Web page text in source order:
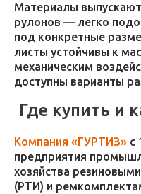
Материалы
рулонов — легко
под конкретные
листы устойчивы к
механическим
доступны варианты
Где купить и
Компания «ГУРТИЗ» с
предприятия
хозяйства
(РТИ) и